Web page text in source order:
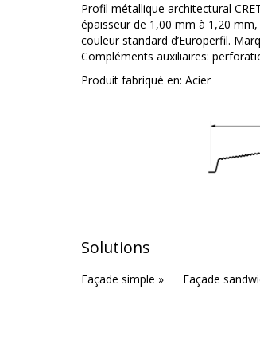
Profil métallique architectural
épaisseur de 1,00 mm à 1,20
couleur standard d’Europerfil.
Compléments auxiliaires:
Produit fabriqué en: Acier
Solutions
Façade simple » Façade